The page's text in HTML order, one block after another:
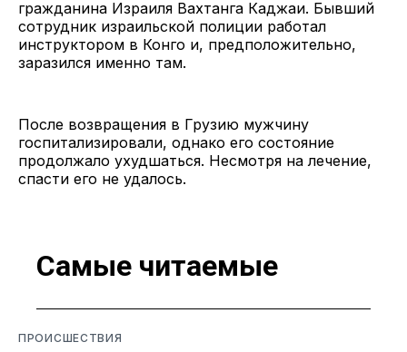
гражданина Израиля Вахтанга Каджаи. Бывший
сотрудник израильской полиции работал
инструктором в Конго и, предположительно,
заразился именно там.
После возвращения в Грузию мужчину
госпитализировали, однако его состояние
продолжало ухудшаться. Несмотря на лечение,
спасти его не удалось.
Самые читаемые
ПРОИСШЕСТВИЯ